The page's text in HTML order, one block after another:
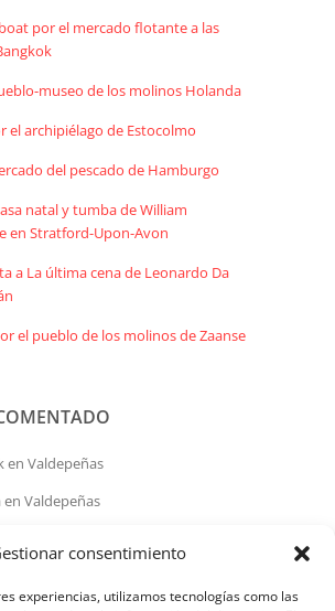
consentimiento
experiencias, utilizamos tecnologías como las
por el mercado flotante a las
museo de los molinos Holanda
el archipiélago de Estocolmo
del pescado de Hamburgo
natal y tumba de William
en Stratford-Upon-Avon
a La última cena de Leonardo Da
el pueblo de los molinos de Zaanse
en Valdepeñas
en Valdepeñas